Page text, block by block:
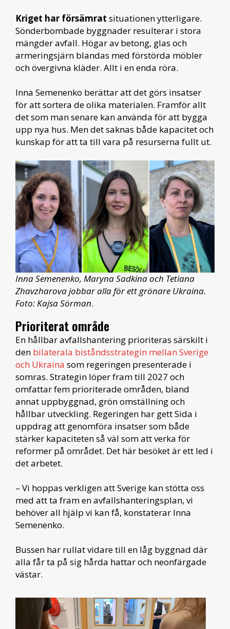
Kriget har försämrat situationen ytterligare.
Sönderbombade byggnader resulterar i stora
mängder avfall. Högar av betong, glas och
armeringsjärn blandas med förstörda möbler
och övergivna kläder. Allt i en enda röra.
Inna Semenenko berättar att det görs insatser
för att sortera de olika materialen. Framför allt
det som man senare kan använda för att bygga
upp nya hus. Men det saknas både kapacitet och
kunskap för att ta till vara på resurserna fullt ut.
Inna Semenenko, Maryna Sadkina och Tetiana
Zhavzharova jobbar alla för ett grönare Ukraina.
Foto: Kajsa Sörman.
Prioriterat område
En hållbar avfallshantering prioriteras särskilt i
den bilaterala biståndsstrategin mellan Sverige
och Ukraina som regeringen presenterade i
somras. Strategin löper fram till 2027 och
omfattar fem prioriterade områden, bland
annat uppbyggnad, grön omställning och
hållbar utveckling. Regeringen har gett Sida i
uppdrag att genomföra insatser som både
stärker kapaciteten så väl som att verka för
reformer på området. Det här besöket är ett led i
det arbetet.
– Vi hoppas verkligen att Sverige kan stötta oss
med att ta fram en avfallshanteringsplan, vi
behöver all hjälp vi kan få, konstaterar Inna
Semenenko.
Bussen har rullat vidare till en låg byggnad där
alla får ta på sig hårda hattar och neonfärgade
västar.